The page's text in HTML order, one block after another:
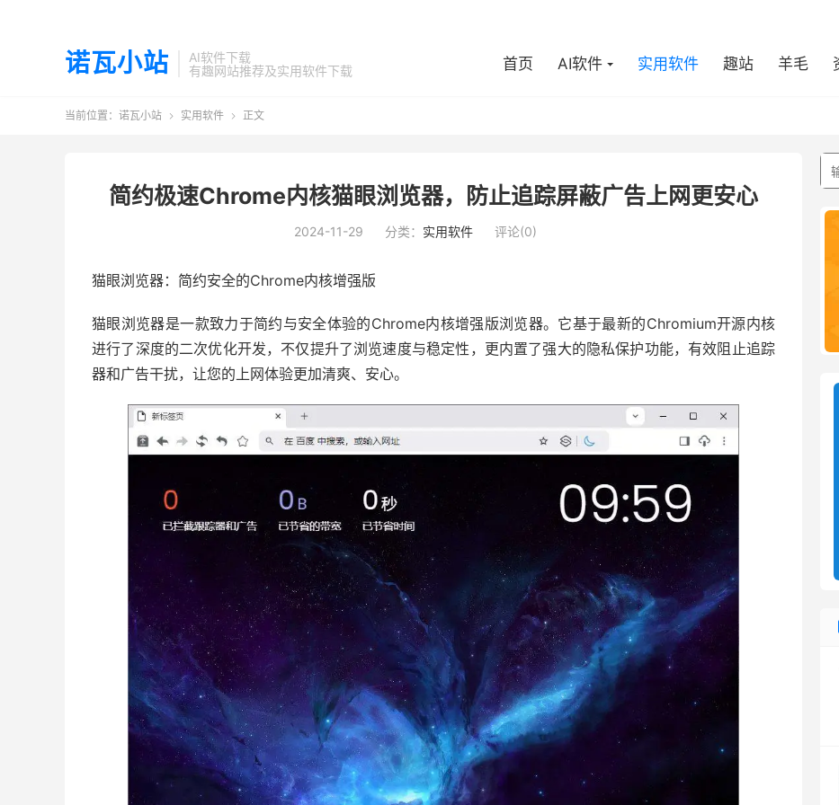
诺瓦小站
AI软件下载
有趣网站推荐及实用软件下载
首页 AI软件 实用软件 趣站 羊毛
当前位置： 诺瓦小站  实用软件  正文
简约极速Chrome内核猫眼浏览器，防止追踪屏蔽广告上网更安心
2024-11-29 分类： 实用软件 评论(0)
猫眼浏览器：简约安全的Chrome内核增强版
猫眼浏览器是一款致力于简约与安全体验的Chrome内核增强版浏览器。它基于最新的Chromium开源内核
进行了深度的二次优化开发，不仅提升了浏览速度与稳定性，更内置了强大的隐私保护功能，有效阻止追踪
器和广告干扰，让您的上网体验更加清爽、安心。
搜索